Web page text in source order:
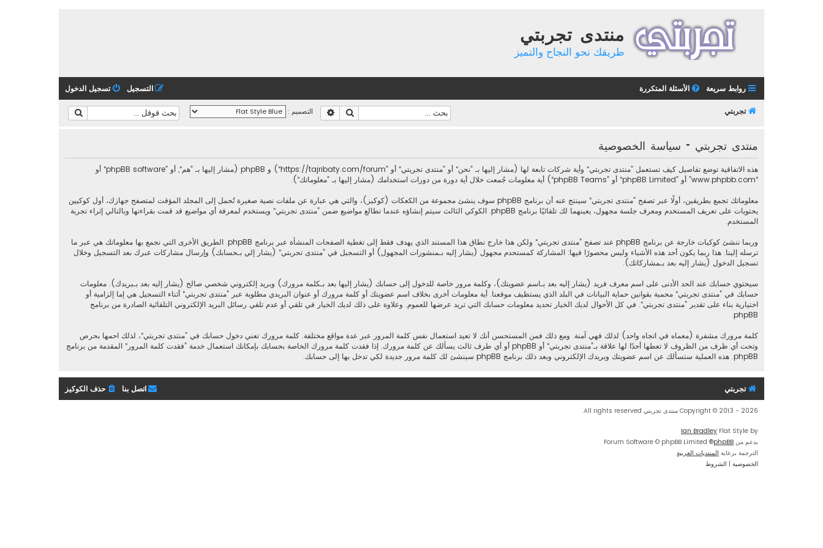
منتدى تجربتي
طريقك نحو النجاح والتميز
روابط سريعة الأسئلة المتكررة تسجيل الدخول التسجيل
تجربتي التصميم : بحث بحث متقدم
منتدى تجربتي - سياسة الخصوصية
هذه الاتفاقية توضع تفاصيل كيف تستعمل ”منتدى تجربتي“ وأية شركات تابعة لها (مشار إليها بـ ”نحن“ أو ”منتدى تجربتي“ أو ”https://tajribaty.com/forum“) و phpBB (مشار إليها بـ ”هم“, أو ”phpBB software“ أو
“www.phpbb.com” أو ”phpBB Limited“ أو ”phpBB Teams“) أية معلومات جُمعت خلال أية دورة من دورات استخدامك (مشار إليها بـ ”معلوماتك“).
معلوماتك تجمع بطريقين، أولًا عبر تصفح ”منتدى تجربتي“ سينتج عنه أن برنامج phpBB سوف ينشئ مجموعة من الكعكات (كوكيز)، والتي هي عبارة عن ملفات نصية صغيرة تُحمل إلى المجلد المؤقت لمتصفح جهازك، أول كوكيين
يحتويات على تعريف المستخدم ومعرف جلسة مجهول، يعينهما لك تلقائيًا برنامج phpBB. الكوكي الثالث سيتم إنشاؤه عندما تطالع مواضيع ضمن ”منتدى تجربتي“ ويستخدم لمعرفة أي مواضيع قد قمت بقراءتها وبالتالي إثراء تجربة
المستخدم.
وربما ننشئ كوكيات خارجة عن برنامج phpBB عند تصفح ”منتدى تجربتي“ ولكن هذا خارج نطاق هذا المستند الذي يهدف فقط إلى تغطية الصفحات المنشأة عبر برنامج phpBB. الطريق الأخرى التي نجمع بها معلوماتك هي عبر ما
ترسله إلينا. هذا ربما يكون أحد هذه الأشياء وليس محصورًا فيها: المشاركة كمستحدم مجهول (يشار إليه بـمنشورات المجهول) أو التسجيل في ”منتدى تجربتي“ (يشار إلي بـحسابك) وإرسال مشاركات عبرك بعد التسجيل وخلال
تسجيل الدخول (يشار إليه بعد بـمشاركاتك).
سيحتوي حسابك عند الحد الأدنى على اسم معرف فريد (يشار إليه بعد بـاسم عضويتك)، وكلمة مرور خاصة للدخول إلى حسابك (يشار إليها بعد بـكلمة مرورك) وبريد إلكتروني شخصي صالح (يشار إليه بعد بـبريدك). معلومات
حسابك في ”منتدى تجربتي“ محمية بقوانين حماية البيانات في البلد الذي يستظيف موقعنا. أية معلومات أخرى بخلاف اسم عضويتك أو كلمة مرورك أو عنوان البريدي مطلوبة عبر ”منتدى تجربتي“ أثناء التسجيل هي إما إلزامية أو
اختيارية بناء على تقدير ”منتدى تجربتي“. في كل الأحوال لديك الخيار تحديد معلومات حسابك التي تريد عرضها للعموم. وعلاوة على ذلك لديك الخيار في تلقي أو عدم تلقي رسائل البريد الإلكتروني التلقائية الصادرة من برنامج
phpBB.
كلمة مرورك مشفرة (معماه في اتجاه واحد) لذلك فهي آمنة. ومع ذلك فمن المستحسن أنك لا تعيد استعمال نفس كلمة المرور عبر عدة مواقع مختلفة. كلمة مرورك تعني دخول حسابك في ”منتدى تجربتي“، لذلك احمها بحرص
وتحت أي ظرف من الظروف لا تعطها أحدًا لها علاقة بـ”منتدى تجربتي“ أو phpBB أو أي طرف ثالث يسألك عن كلمة مرورك. إذا فقدت كلمة مرورك الخاصة بحسابك بإمكانك استعمال خدمة ”فقدت كلمة المرور“ المقدمة من برنامج
phpBB. هذه العملية ستسألك عن اسم عضويتك وبريدك الإلكتروني وبعد ذلك برنامج phpBB سينشئ لك كلمة مرور جديدة لكي تدخل بها إلى حسابك.
تجربتي حذف الكوكيز اتصل بنا
Copyright © 2013 - 2026 منتدى تجربتي All rights reserved.
Flat Style by
Ian Bradley
بدعم من phpBB
® Forum Software © phpBB Limited
الترجمة برعاية المنتديات العربية
الخصوصية | الشروط